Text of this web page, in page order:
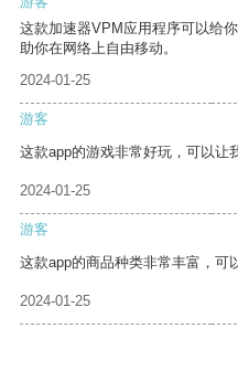
这款加速器VPM应用程序可以给
助你在网络上自由移动。
2024-01-25
游客
这款app的游戏非常好玩，可以让
2024-01-25
游客
这款app的商品种类非常丰富，可
2024-01-25